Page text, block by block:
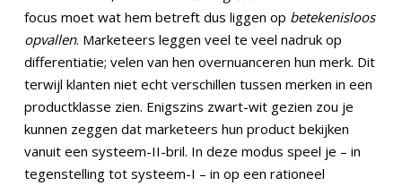
focus moet wat hem betreft dus liggen op betekenisloos
opvallen. Marketeers leggen veel te veel nadruk op
differentiatie; velen van hen overnuanceren hun merk. Dit
terwijl klanten niet echt verschillen tussen merken in een
productklasse zien. Enigszins zwart-wit gezien zou je
kunnen zeggen dat marketeers hun product bekijken
vanuit een systeem-II-bril. In deze modus speel je – in
tegenstelling tot systeem-I – in op een rationeel